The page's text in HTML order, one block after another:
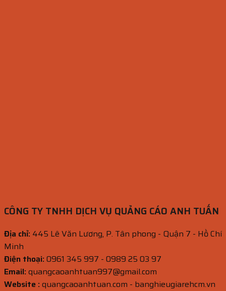
CÔNG TY TNHH DỊCH VỤ QUẢNG CÁO ANH TUẤN
Địa chỉ: 445 Lê Văn Lương, P. Tân phong - Quận 7 - Hồ Chí
Minh
Điện thoại:0961 345 997 - 0989 25 03 97
Email:quangcaoanhtuan997@gmail.com
Website :quangcaoanhtuan.com - banghieugiarehcm.vn